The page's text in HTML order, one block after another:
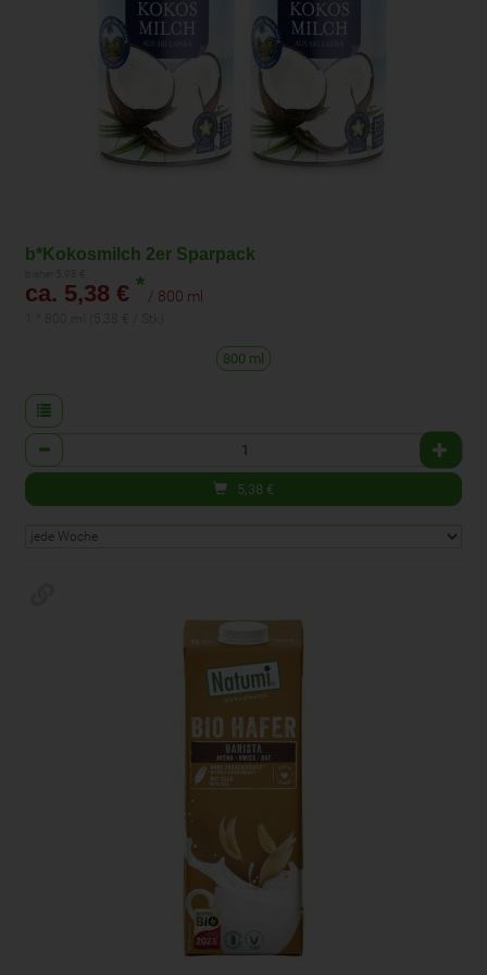
b*Kokosmilch 2er Sparpack
ca. 5,38 € * / 800 ml
800 ml
Anzahl
5,38 €